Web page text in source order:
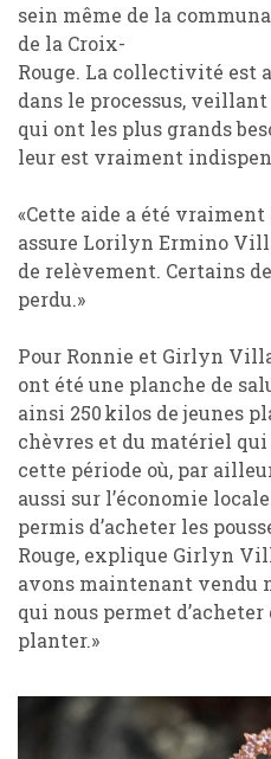
sein même de la
de la Croix-
Rouge. La collectivité est
dans le processus,
qui ont les plus grands
leur est vraiment
«Cette aide a été
assure Lorilyn Ermino
de relèvement. Certains
perdu.»
Pour Ronnie et Girlyn
ont été une planche de
ainsi 250 kilos de jeunes
chèvres et du matériel
cette période où, par aill
aussi sur l’économie
permis d’acheter les
Rouge, explique Girlyn
avons maintenant vendu
qui nous permet d’acheter
planter.»